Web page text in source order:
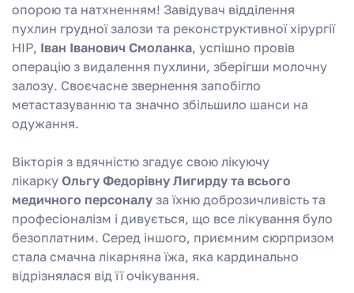
опорою та натхненням! Завідувач відділення
пухлин грудної залози та реконструктивної хірургії
НІР, Іван Іванович Смоланка, успішно провів
операцію з видалення пухлини, зберігши молочну
залозу. Своєчасне звернення запобігло
метастазуванню та значно збільшило шанси на
одужання.
Вікторія з вдячністю згадує свою лікуючу
лікарку Ольгу Федорівну Лигирду та всього
медичного персоналу за їхню доброзичливість та
професіоналізм і дивується, що все лікування було
безоплатним. Серед іншого, приємним сюрпризом
стала смачна лікарняна їжа, яка кардинально
відрізнялася від її очікування.